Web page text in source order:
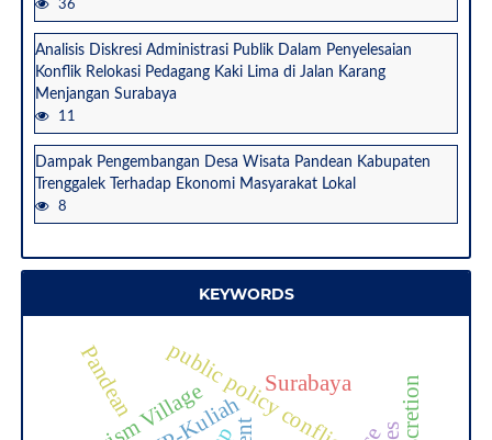
36
Analisis Diskresi Administrasi Publik Dalam Penyelesaian
Konflik Relokasi Pedagang Kaki Lima di Jalan Karang
Menjangan Surabaya
11
Dampak Pengembangan Desa Wisata Pandean Kabupaten
Trenggalek Terhadap Ekonomi Masyarakat Lokal
8
KEYWORDS
public policy conflict
Surabaya
Pandean